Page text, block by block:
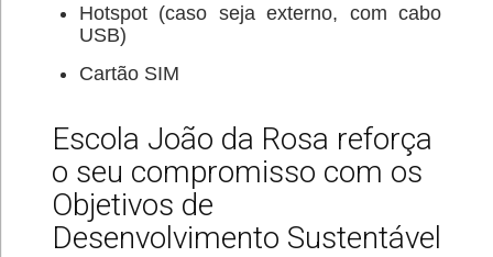
Hotspot (caso seja externo, com cabo
USB)
Cartão SIM
Escola João da Rosa reforça
o seu compromisso com os
Objetivos de
Desenvolvimento Sustentável